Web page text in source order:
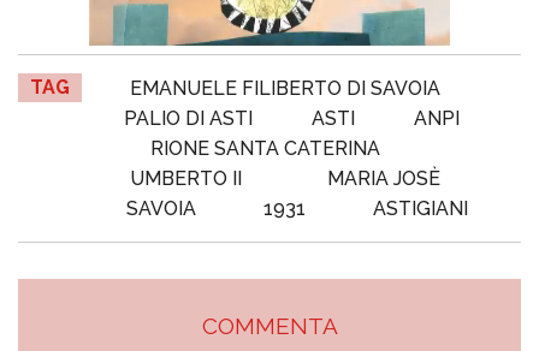
TAG
EMANUELE FILIBERTO DI SAVOIA
PALIO DI ASTI
ASTI
ANPI
RIONE SANTA CATERINA
UMBERTO II
MARIA JOSÈ
SAVOIA
1931 ASTIGIANI
COMMENTA